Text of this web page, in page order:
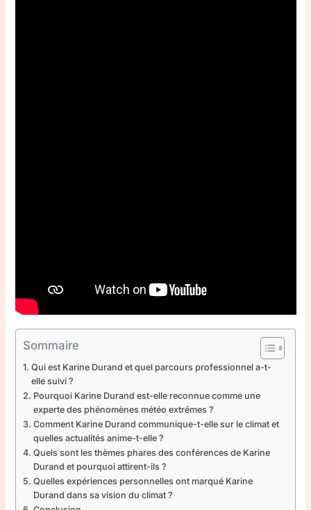
Sommaire
Qui est Karine Durand et quel parcours professionnel a-t-
elle suivi ?
Pourquoi Karine Durand est-elle reconnue comme une
experte des phénomènes météo extrêmes ?
Comment Karine Durand communique-t-elle sur le climat et
quelles actualités anime-t-elle ?
Quels sont les thèmes phares des conférences de Karine
Durand et pourquoi attirent-ils ?
Quelles expériences personnelles ont marqué Karine
Durand dans sa vision du climat ?